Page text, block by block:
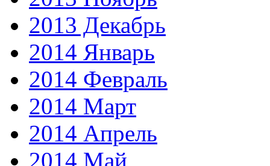
2013 Декабрь
2014 Январь
2014 Февраль
2014 Март
2014 Апрель
2014 Май